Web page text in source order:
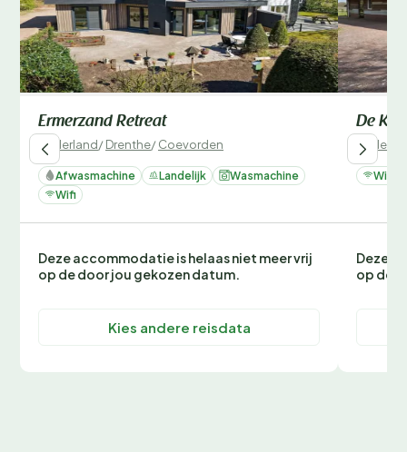
Ermerzand Retreat
Nederland/Drenthe/Coevorden
Afwasmachine Landelijk
Wasmachine
Wifi
Deze accommodatie is helaas niet meer vrij
op de door jou gekozen datum.
Kies andere reisdata
De
Wifi
Deze
op de